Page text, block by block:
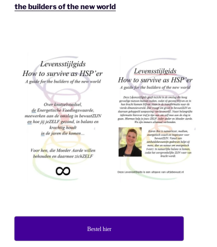
the builders of the new world
Bestel hier